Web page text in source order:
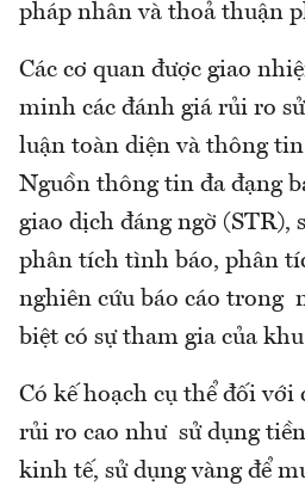
pháp nhân và thoả thuận
Các cơ quan được giao
minh các đánh giá rủi ro
luận toàn diện và thông
Nguồn thông tin đa đạng
giao dịch đáng ngờ (STR),
phân tích tình báo, phân
nghiên cứu báo cáo trong
biệt có sự tham gia của
Có kế hoạch cụ thể đối
rủi ro cao như sử dụng
kinh tế, sử dụng vàng để